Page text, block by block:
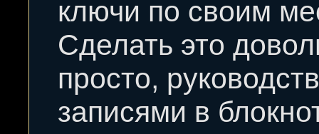
ключи по своим
Сделать это
просто,
записями в